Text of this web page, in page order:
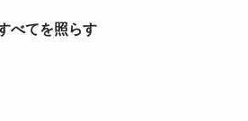
べてを照らす